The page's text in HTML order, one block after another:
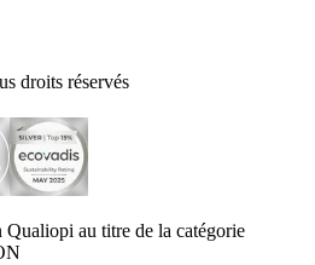
droits réservés
au titre de la catégorie